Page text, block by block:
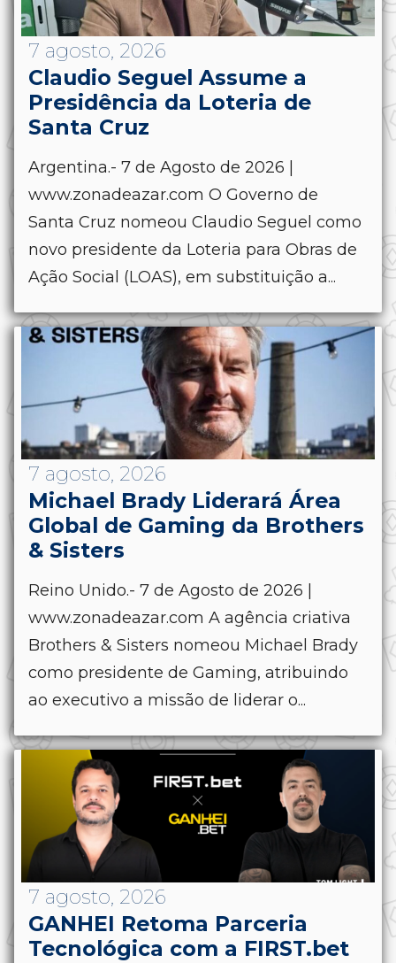
7 agosto, 2026
Claudio Seguel Assume a
Presidência da Loteria de
Santa Cruz
Argentina.- 7 de Agosto de 2026 |
www.zonadeazar.com O Governo de
Santa Cruz nomeou Claudio Seguel como
novo presidente da Loteria para Obras de
Ação Social (LOAS), em substituição a...
7 agosto, 2026
Michael Brady Liderará Área
Global de Gaming da Brothers
& Sisters
Reino Unido.- 7 de Agosto de 2026 |
www.zonadeazar.com A agência criativa
Brothers & Sisters nomeou Michael Brady
como presidente de Gaming, atribuindo
ao executivo a missão de liderar o...
7 agosto, 2026
GANHEI Retoma Parceria
Tecnológica com a FIRST.bet